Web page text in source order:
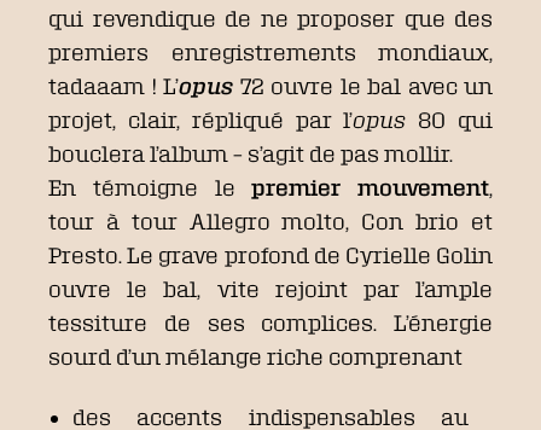
qui revendique de ne proposer que des
premiers enregistrements mondiaux,
tadaaam ! L’opus 72 ouvre le bal avec un
projet, clair, répliqué par l’opus 80 qui
bouclera l’album – s’agit de pas mollir.
En témoigne lepremier mouvement,
tour à tour Allegro molto, Con brio et
Presto. Le grave profond de Cyrielle Golin
ouvre le bal, vite rejoint par l’ample
tessiture de ses complices. L’énergie
sourd d’un mélange riche comprenant
des accents indispensables au